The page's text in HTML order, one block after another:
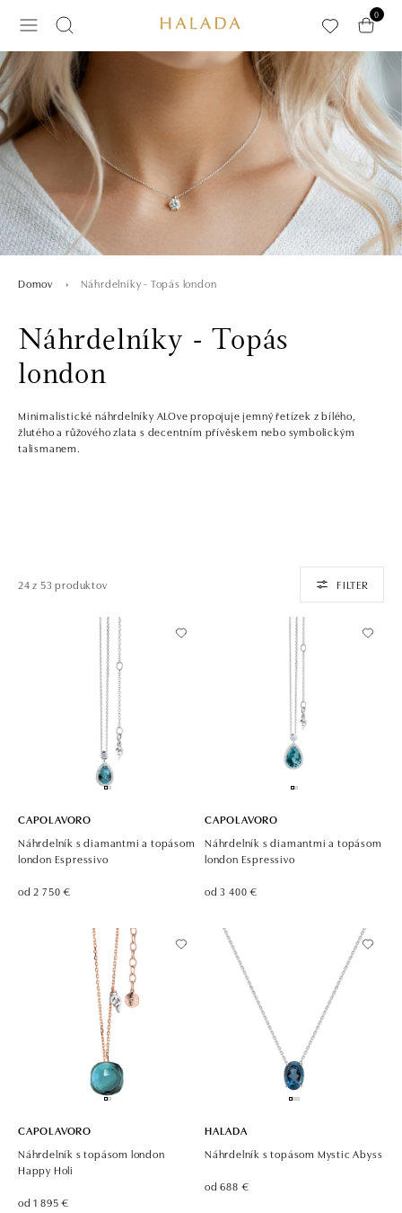
0
Domov Náhrdelníky - Topás london
Náhrdelníky - Topás
london
Minimalistické náhrdelníky ALOve propojuje jemný řetízek z bílého,
žlutého a růžového zlata s decentním přívěskem nebo symbolickým
talismanem.
24 z 53 produktov FILTER
CAPOLAVORO
Náhrdelník s diamantmi a topásom
london Espressivo
od 2 750 €
CAPOLAVORO
Náhrdelník s diamantmi a topásom
london Espressivo
od 3 400 €
CAPOLAVORO
Náhrdelník s topásom london
Happy Holi
od 1 895 €
HALADA
Náhrdelník s topásom Mystic Abyss
od 688 €